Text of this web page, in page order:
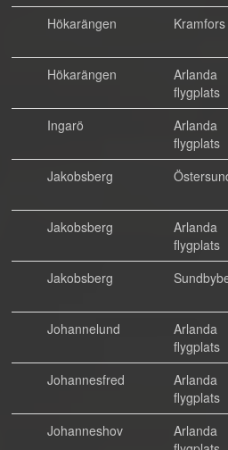
Hökarängen
Kramfors
Hökarängen
Arlanda
flygplats
Ingarö
Arlanda
flygplats
Jakobsberg
Jakobsberg
Arlanda
flygplats
Jakobsberg
Johannelund
Arlanda
flygplats
Johannesfred
Arlanda
flygplats
Johanneshov
Arlanda